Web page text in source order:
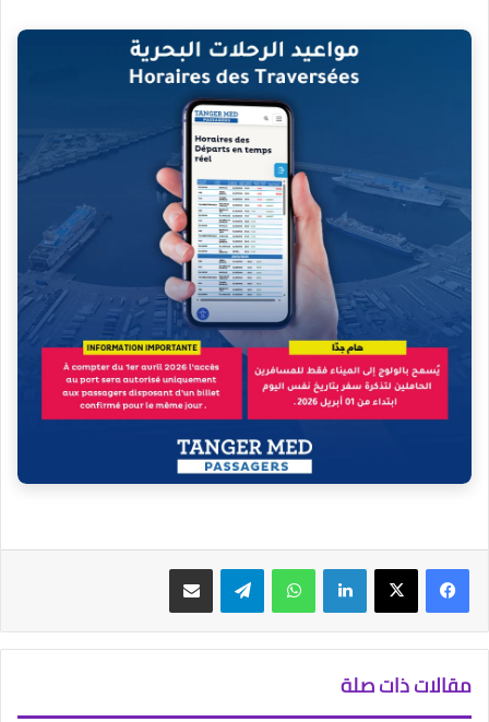
فيسبوك‫X لينكدإن واتساب تيلقرام مشاركة عبر البريد
مقالات ذات صلة